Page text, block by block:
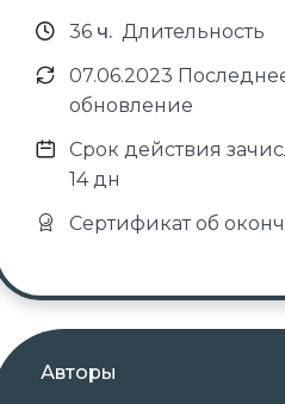
36 ч. Длительность
07.06.2023
обновление
Срок действия
14 дн
Сертификат об
Авторы